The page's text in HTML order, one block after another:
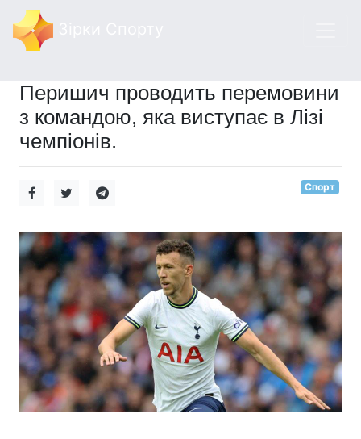
Перишич проводить перемовини
з командою, яка виступає в Лізі
чемпіонів.
Спорт